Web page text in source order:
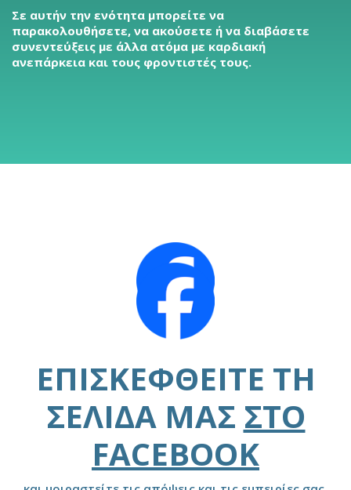
Σε αυτήν την ενότητα μπορείτε να
παρακολουθήσετε, να ακούσετε ή να διαβάσετε
συνεντεύξεις με άλλα ατόμα με καρδιακή
ανεπάρκεια και τους φροντιστές τους.
ΕΠΙΣΚΕΦΘΕΊΤΕ ΤΗ
ΣΕΛΊΔΑ ΜΑΣ ΣΤΟ
FACEBOOK